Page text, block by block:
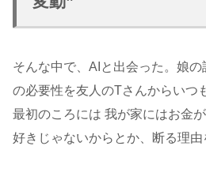
そんな中で、AIと出会った。娘
の必要性を友人のTさんからいつ
最初のころには 我が家にはお金
好きじゃないからとか、断る理由